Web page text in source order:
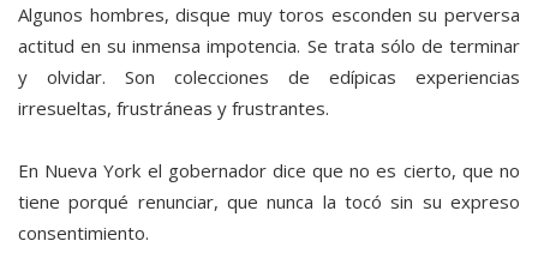
Algunos hombres, disque muy toros esconden su perversa
actitud en su inmensa impotencia. Se trata sólo de terminar
y olvidar. Son colecciones de edípicas experiencias
irresueltas, frustráneas y frustrantes.
En Nueva York el gobernador dice que no es cierto, que no
tiene porqué renunciar, que nunca la tocó sin su expreso
consentimiento.